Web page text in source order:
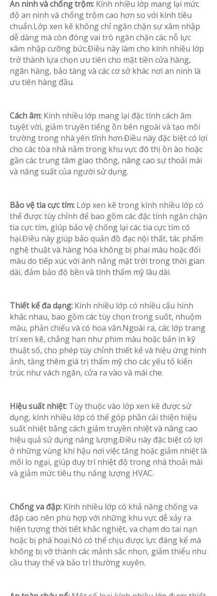
An ninh và chống trộm: Kính nhiều lớp mang lại mức
độ an ninh và chống trộm cao hơn so với kính tiêu
chuẩn.Lớp xen kẽ không chỉ ngăn chặn sự xâm nhập
dễ dàng mà còn đóng vai trò ngăn chặn các nỗ lực
xâm nhập cưỡng bức.Điều này làm cho kính nhiều lớp
trở thành lựa chọn ưu tiên cho mặt tiền cửa hàng,
ngân hàng, bảo tàng và các cơ sở khác nơi an ninh là
ưu tiên hàng đầu.
Cách âm: Kính nhiều lớp mang lại đặc tính cách âm
tuyệt vời, giảm truyền tiếng ồn bên ngoài và tạo môi
trường trong nhà yên tĩnh hơn.Điều này đặc biệt có lợi
cho các tòa nhà nằm trong khu vực đô thị ồn ào hoặc
gần các trung tâm giao thông, nâng cao sự thoải mái
và năng suất của người sử dụng.
Bảo vệ tia cực tím: Lớp xen kẽ trong kính nhiều lớp có
thể được tùy chỉnh để bao gồm các đặc tính ngăn chặn
tia cực tím, giúp bảo vệ chống lại các tia cực tím có
hại.Điều này giúp bảo quản đồ đạc nội thất, tác phẩm
nghệ thuật và hàng hóa không bị phai màu hoặc đổi
màu do tiếp xúc với ánh nắng mặt trời trong thời gian
dài, đảm bảo độ bền và tính thẩm mỹ lâu dài.
Thiết kế đa dạng: Kính nhiều lớp có nhiều cấu hình
khác nhau, bao gồm các tùy chọn trong suốt, nhuộm
màu, phản chiếu và có hoa văn.Ngoài ra, các lớp trang
trí xen kẽ, chẳng hạn như phim màu hoặc bản in kỹ
thuật số, cho phép tùy chỉnh thiết kế và hiệu ứng hình
ảnh, tăng thêm giá trị thẩm mỹ cho các yếu tố kiến ​​
trúc như vách ngăn, cửa ra vào và mái che.
Hiệu suất nhiệt: Tùy thuộc vào lớp xen kẽ được sử
dụng, kính nhiều lớp có thể góp phần cải thiện hiệu
suất nhiệt bằng cách giảm truyền nhiệt và nâng cao
hiệu quả sử dụng năng lượng.Điều này đặc biệt có lợi
ở những vùng khí hậu nơi việc tăng hoặc giảm nhiệt là
mối lo ngại, giúp duy trì nhiệt độ trong nhà thoải mái
và giảm mức tiêu thụ năng lượng HVAC.
Chống va đập: Kính nhiều lớp có khả năng chống va
đập cao nên phù hợp với những khu vực dễ xảy ra
hiện tượng thời tiết khắc nghiệt, va chạm do tai nạn
hoặc bị phá hoại.Nó có thể chịu được lực đáng kể mà
không bị vỡ thành các mảnh sắc nhọn, giảm thiểu nhu
cầu thay thế và bảo trì thường xuyên.